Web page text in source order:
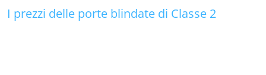
I prezzi delle porte blindate di Classe 2